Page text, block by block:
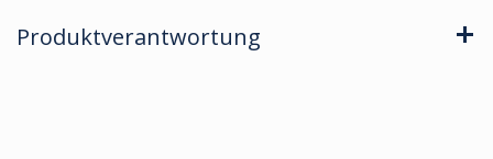
Produktverantwortung